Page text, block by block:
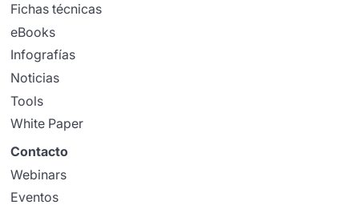
Fichas técnicas
eBooks
Infografías
Noticias
Tools
White Paper
Contacto
Webinars
Eventos